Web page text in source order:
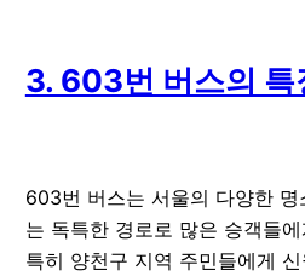
3. 603번 버스의 특
603번 버스는 서울의 다양한
는 독특한 경로로 많은 승객들
특히 양천구 지역 주민들에게